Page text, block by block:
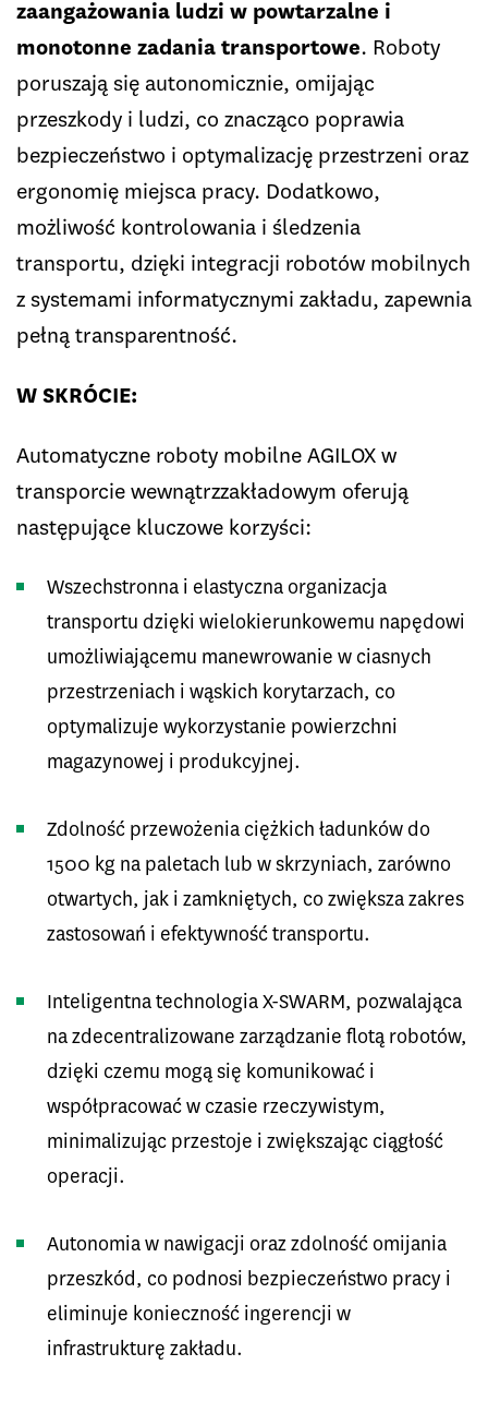
zaangażowania ludzi w powtarzalne i
monotonne zadania transportowe. Roboty
poruszają się autonomicznie, omijając
przeszkody i ludzi, co znacząco poprawia
bezpieczeństwo i optymalizację przestrzeni oraz
ergonomię miejsca pracy. Dodatkowo,
możliwość kontrolowania i śledzenia
transportu, dzięki integracji robotów mobilnych
z systemami informatycznymi zakładu, zapewnia
pełną transparentność.
W SKRÓCIE:
Automatyczne roboty mobilne AGILOX w
transporcie wewnątrzzakładowym oferują
następujące kluczowe korzyści:
Wszechstronna i elastyczna organizacja
transportu dzięki wielokierunkowemu napędowi
umożliwiającemu manewrowanie w ciasnych
przestrzeniach i wąskich korytarzach, co
optymalizuje wykorzystanie powierzchni
magazynowej i produkcyjnej.
Zdolność przewożenia ciężkich ładunków do
1500 kg na paletach lub w skrzyniach, zarówno
otwartych, jak i zamkniętych, co zwiększa zakres
zastosowań i efektywność transportu.
Inteligentna technologia X-SWARM, pozwalająca
na zdecentralizowane zarządzanie flotą robotów,
dzięki czemu mogą się komunikować i
współpracować w czasie rzeczywistym,
minimalizując przestoje i zwiększając ciągłość
operacji.
Autonomia w nawigacji oraz zdolność omijania
przeszkód, co podnosi bezpieczeństwo pracy i
eliminuje konieczność ingerencji w
infrastrukturę zakładu.